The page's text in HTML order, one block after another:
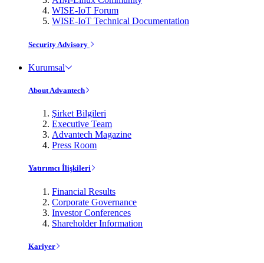
WISE-IoT Forum
WISE-IoT Technical Documentation
Security Advisory
Kurumsal
About Advantech
Şirket Bilgileri
Executive Team
Advantech Magazine
Press Room
Yatırımcı İlişkileri
Financial Results
Corporate Governance
Investor Conferences
Shareholder Information
Kariyer